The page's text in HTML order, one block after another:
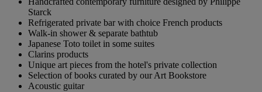
Starck
Refrigerated private bar with choice French products
Walk-in shower & separate bathtub
Japanese Toto toilet in some suites
Clarins products
Unique art pieces from the hotel's private collection
Selection of books curated by our Art Bookstore
Acoustic guitar